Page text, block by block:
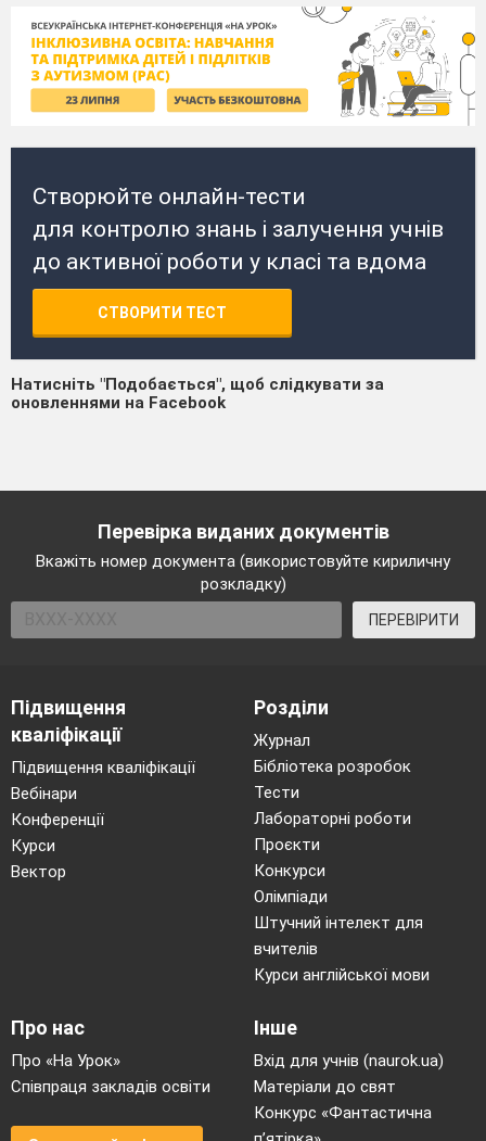
Створюйте онлайн-тести
для контролю знань і залучення учнів
до активної роботи у класі та вдома
СТВОРИТИ ТЕСТ
Натисніть "Подобається", щоб слідкувати за
оновленнями на Facebook
Перевірка виданих документів
Вкажіть номер документа (використовуйте кириличну
розкладку)
ПЕРЕВІРИТИ
Підвищення
кваліфікації
Підвищення кваліфікації
Вебінари
Конференції
Курси
Вектор
Розділи
Журнал
Бібліотека розробок
Тести
Лабораторні роботи
Проєкти
Конкурси
Олімпіади
Штучний інтелект для
вчителів
Курси англійської мови
Про нас
Про «На Урок»
Співпраця закладів освіти
Інше
Вхід для учнів (naurok.ua)
Матеріали до свят
Конкурс «Фантастична